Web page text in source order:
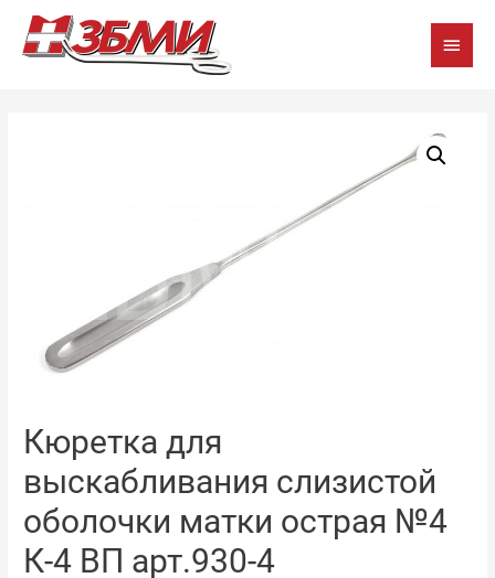
Кюретка для
выскабливания слизистой
оболочки матки острая №4
К-4 ВП арт.930-4